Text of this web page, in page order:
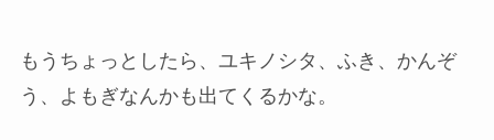
もうちょっとしたら、ユキノシタ、ふき、かんぞ
う、よもぎなんかも出てくるかな。